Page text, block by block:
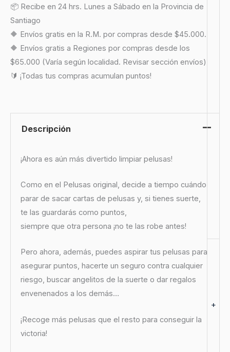
+
📦 Recibe en 24 hrs. Lunes a Sábado en la Provincia de
Santiago
🔶 Envíos gratis en la R.M. por compras desde $45.000.
🔶 Envíos gratis a Regiones por compras desde los
$65.000 (Varía según localidad. Revisar sección envíos)
🔰 ¡Todas tus compras acumulan puntos!
Descripción
¡Ahora es aún más divertido limpiar pelusas!
Como en el Pelusas original, decide a tiempo cuándo
parar de sacar cartas de pelusas y, si tienes suerte,
te las guardarás como puntos,
siempre que otra persona ¡no te las robe antes!
Pero ahora, además, puedes aspirar tus pelusas para
asegurar puntos, hacerte un seguro contra cualquier
riesgo, buscar angelitos de la suerte o dar regalos
envenenados a los demás…
¡Recoge más pelusas que el resto para conseguir la
victoria!